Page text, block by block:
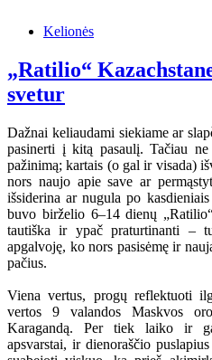
Kelionės
„Ratilio“
svetur
Dažnai keliaudami siekiame ar
pasinerti į kitą pasaulį. Tačiau
pažinimą; kartais (o gal ir visada)
nors naujo apie save ar
išsiderina ar nugula po
buvo birželio 6–14 dienų
tautiška ir ypač praturtinanti –
apgalvoję, ko nors pasisėmę ir
pačius.
Viena vertus, progų reflektuoti
vertos 9 valandos Maskvos
Karagandą. Per tiek laiko ir
apsvarstai, ir dienoraščio